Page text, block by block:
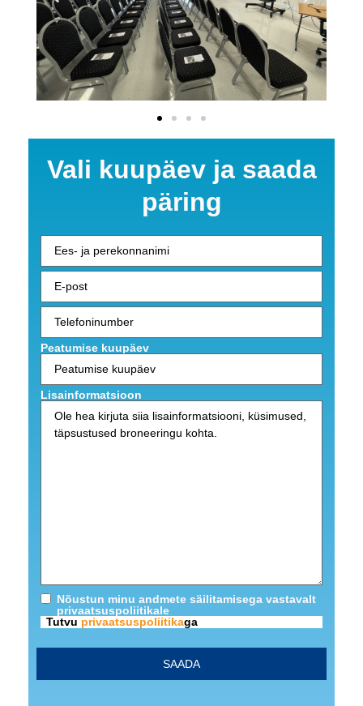
Vali kuupäev ja saada
päring
Ees- ja perekonnanimi
E-
post(nõutav)
Telefoninumber(nõutav)
Peatumise kuupäev
Lisainformatsioon
Nõustun minu andmete säilitamisega vastavalt
privaatsuspoliitikale
Tutvu privaatsuspoliitikaga